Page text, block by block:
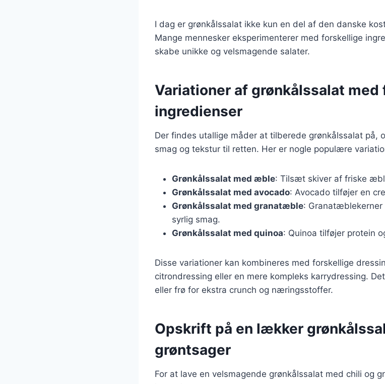
I dag er grønkålssalat ikke kun en del af den danske
Mange mennesker eksperimenterer med forskellige
skabe unikke og velsmagende salater.
Variationer af grønkålssalat med
ingredienser
Der findes utallige måder at tilberede grønkålssalat på,
smag og tekstur til retten. Her er nogle populære
Grønkålssalat med æble: Tilsæt skiver af friske
Grønkålssalat med avocado: Avocado tilføjer en
Grønkålssalat med granatæble: Granatæblekerner
syrlig smag.
Grønkålssalat med quinoa: Quinoa tilføjer protein
Disse variationer kan kombineres med forskellige
citrondressing eller en mere kompleks karrydressing.
eller frø for ekstra crunch og næringsstoffer.
Opskrift på en lækker
grøntsager
For at lave en velsmagende grønkålssalat med chili og